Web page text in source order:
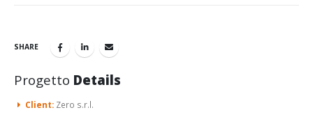
SHARE
Progetto Details
Client: Zero s.r.l.